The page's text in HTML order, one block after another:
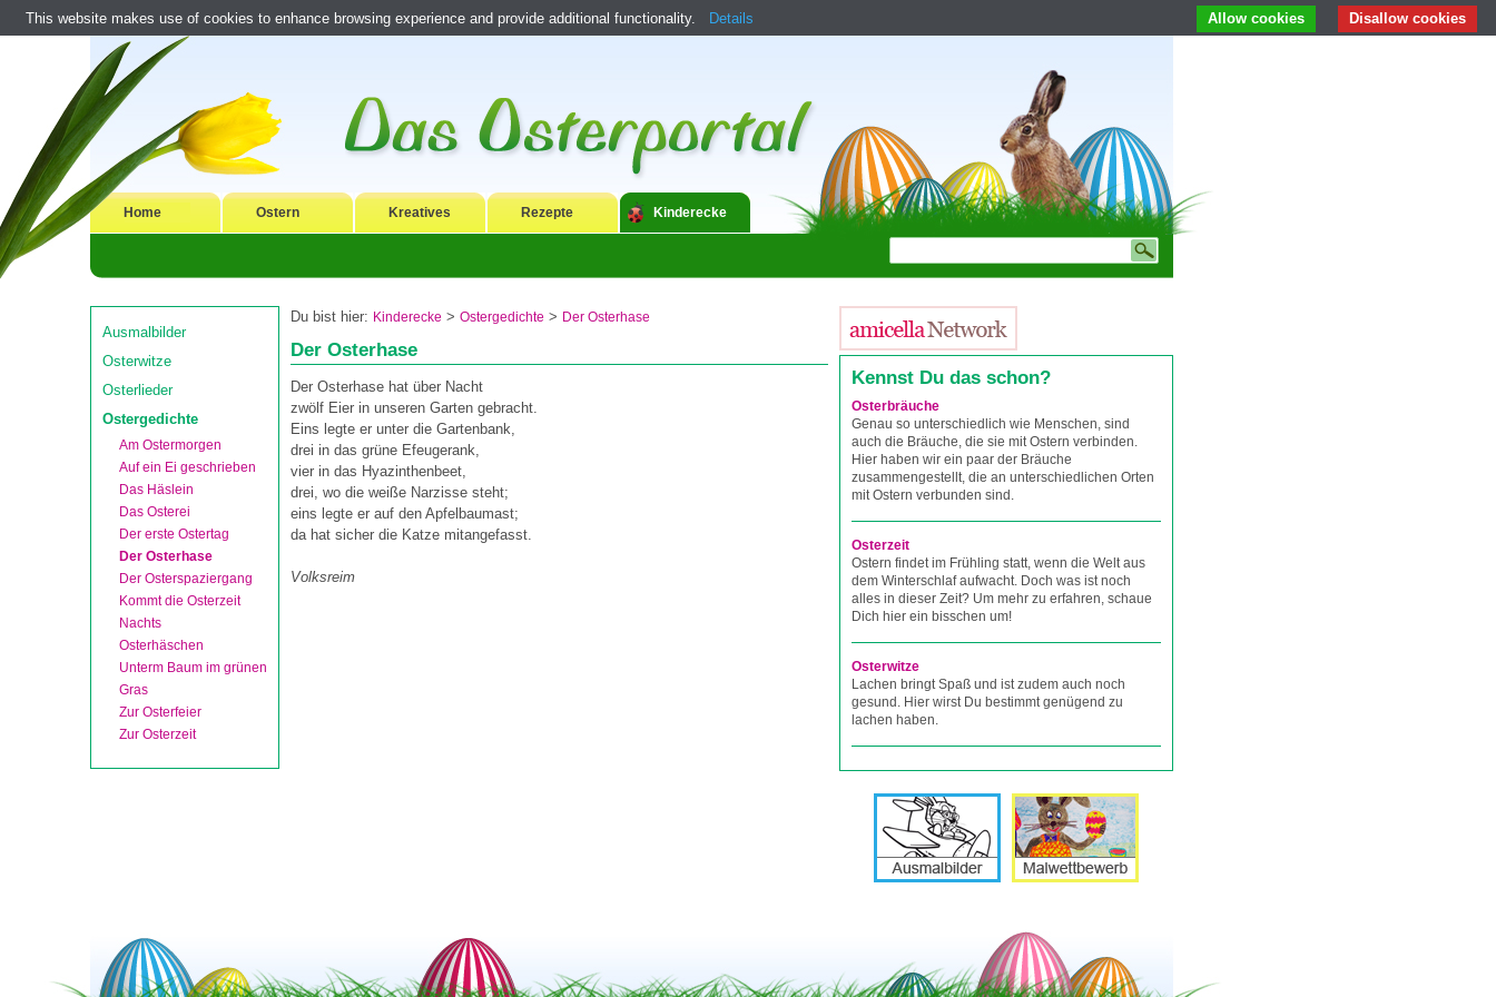
Home Ostern Kreatives Rezepte Kinderecke
Ausmalbilder
Osterwitze
Osterlieder
Ostergedichte
Am Ostermorgen
Auf ein Ei geschrieben
Das Häslein
Das Osterei
Der erste Ostertag
Der Osterhase
Der Osterspaziergang
Kommt die Osterzeit
Nachts
Osterhäschen
Unterm Baum im grünen
Gras
Zur Osterfeier
Zur Osterzeit
Du bist hier: Kinderecke > Ostergedichte > Der Osterhase
Der Osterhase
Der Osterhase hat über Nacht
zwölf Eier in unseren Garten gebracht.
Eins legte er unter die Gartenbank,
drei in das grüne Efeugerank,
vier in das Hyazinthenbeet,
drei, wo die weiße Narzisse steht;
eins legte er auf den Apfelbaumast;
da hat sicher die Katze mitangefasst.
Volksreim
Kennst Du das schon?
Osterbräuche
Genau so unterschiedlich wie Menschen, sind
auch die Bräuche, die sie mit Ostern verbinden.
Hier haben wir ein paar der Bräuche
zusammengestellt, die an unterschiedlichen Orten
mit Ostern verbunden sind.
Osterzeit
Ostern findet im Frühling statt, wenn die Welt aus
dem Winterschlaf aufwacht. Doch was ist noch
alles in dieser Zeit? Um mehr zu erfahren, schaue
Dich hier ein bisschen um!
Osterwitze
Lachen bringt Spaß und ist zudem auch noch
gesund. Hier wirst Du bestimmt genügend zu
lachen haben.
This website makes use of cookies to enhance browsing experience and provide additional functionality. Details Disallow cookies
Allow cookies